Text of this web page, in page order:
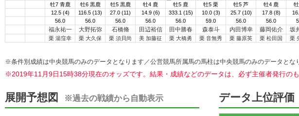
牡7 青鹿 牡6 黒鹿 牡5 黒鹿 牡4 鹿 牡5 鹿 牡5 栗 牡5 芦 牡4 鹿
12.5 (4) 116.5 (13) 27.0 (11) 14.9 (6) 333.1 (15) 10.0 (3) 25.7 (10) 17.8 (8)
56.0 56.0 56.0 56.0 56.0 59.0 56.0 56.0
福永祐一 大野拓弥 石橋脩 田辺裕信 田中勝春 森泰斗 内田博幸 藤岡佑介 坂
栗 湯窪幸 栗 大久保 栗 須貝尚 美 加藤征 栗 大橋勇 栗 音無秀 栗 藤原英 栗 松田国 栗
※条件別成績は中央競馬のみのデータとなります／公営競馬所属馬の馬柱は中央競馬のみのデータとな
※2019年11月9日15時38分現在のオッズです。結果・成績などのデータは、必ず主催者発行の
展開予想図 ※過去の戦績から自動表示 データ上位評価